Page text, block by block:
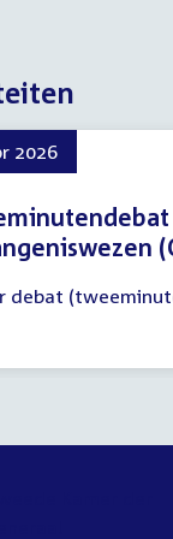
2026
debat